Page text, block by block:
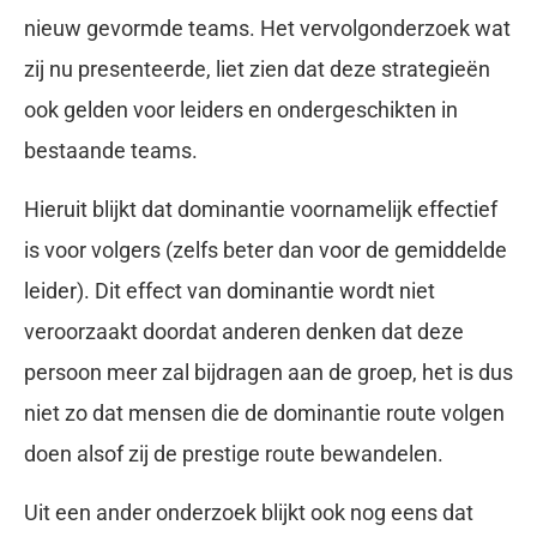
nieuw gevormde teams. Het vervolgonderzoek wat
zij nu presenteerde, liet zien dat deze strategieën
ook gelden voor leiders en ondergeschikten in
bestaande teams.
Hieruit blijkt dat dominantie voornamelijk effectief
is voor volgers (zelfs beter dan voor de gemiddelde
leider). Dit effect van dominantie wordt niet
veroorzaakt doordat anderen denken dat deze
persoon meer zal bijdragen aan de groep, het is dus
niet zo dat mensen die de dominantie route volgen
doen alsof zij de prestige route bewandelen.
Uit een ander onderzoek blijkt ook nog eens dat